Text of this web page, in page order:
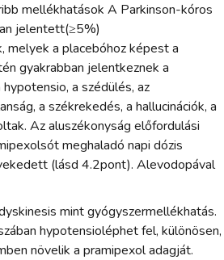
mellékhatások A Parkinson-kóros
jelentett(≥5%)
melyek a placebóhoz képest a
gyakrabban jelentkeznek a
a szédülés, az
a székrekedés, a hallucinációk, a
Az aluszékonyság előfordulási
meghaladó napi dózis
(lásd 4.2pont). Alevodopával
mint gyógyszermellékhatás.
hypotensioléphet fel, különösen,
növelik a pramipexol adagját.